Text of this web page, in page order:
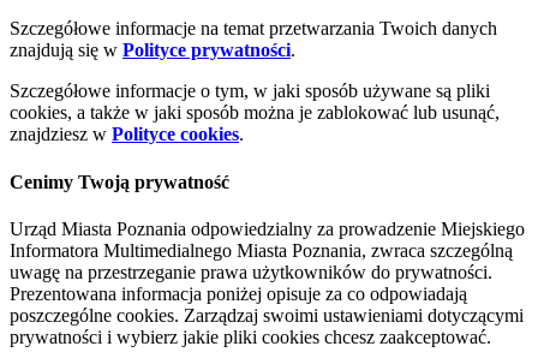
Szczegółowe informacje na temat przetwarzania Twoich danych
znajdują się w Polityce prywatności.
Szczegółowe informacje o tym, w jaki sposób używane są pliki
cookies, a także w jaki sposób można je zablokować lub usunąć,
znajdziesz w Polityce cookies.
Cenimy Twoją prywatność
Urząd Miasta Poznania odpowiedzialny za prowadzenie Miejskiego
Informatora Multimedialnego Miasta Poznania, zwraca szczególną
uwagę na przestrzeganie prawa użytkowników do prywatności.
Prezentowana informacja poniżej opisuje za co odpowiadają
poszczególne cookies. Zarządzaj swoimi ustawieniami dotyczącymi
prywatności i wybierz jakie pliki cookies chcesz zaakceptować.